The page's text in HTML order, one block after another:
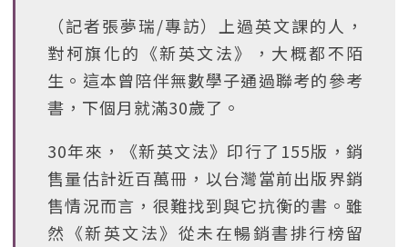
（記者張夢瑞/專訪）上過英文課的人，
對柯旗化的《新英文法》，大概都不陌
生。這本曾陪伴無數學子通過聯考的參考
書，下個月就滿30歲了。
30年來，《新英文法》印行了155版，銷
售量估計近百萬冊，以台灣當前出版界銷
售情況而言，很難找到與它抗衡的書。雖
然《新英文法》從未在暢銷書排行榜留